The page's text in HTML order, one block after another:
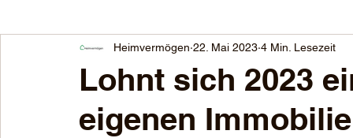
Lohnt sich 2023
eigenen
Heimvermögen 22. Mai 2023 4 Min. Lesezeit